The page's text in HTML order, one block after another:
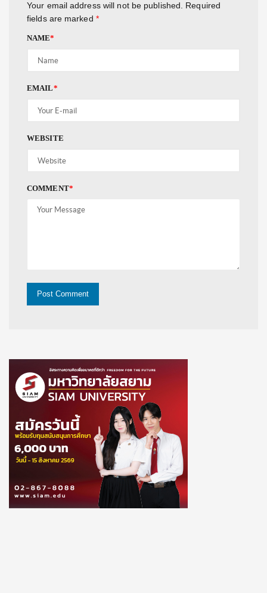
Your email address will not be published. Required
fields are marked *
NAME*
EMAIL*
WEBSITE
COMMENT*